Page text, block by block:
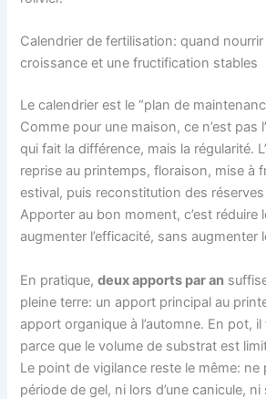
Calendrier de fertilisation: quand
croissance et une fructification stables
Le calendrier est le “plan de
Comme pour une maison, ce n’est pas
qui fait la différence, mais la régularité.
reprise au printemps, floraison, mise à
estival, puis reconstitution des réserves
Apporter au bon moment, c’est réduire
augmenter l’efficacité, sans augmenter
En pratique,deux apports par an
pleine terre: un apport principal au
apport organique à l’automne. En pot,
parce que le volume de substrat est
Le point de vigilance reste le même: ne
période de gel, ni lors d’une canicule,